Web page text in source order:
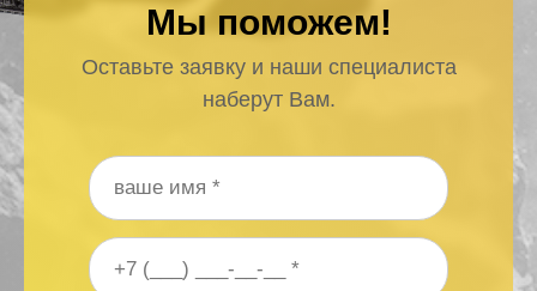
Мы поможем!
Оставьте заявку и наши специалиста
наберут Вам.
Ваше имя*
Ваш номер телефона